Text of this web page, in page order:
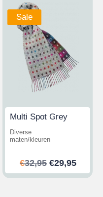
Sale
Multi Spot Grey
Diverse
maten/kleuren
€32,95
Preis
€29,95
Preis